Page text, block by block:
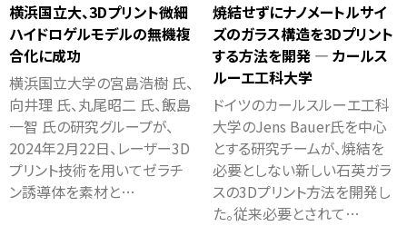
横浜国立大、3Dプリント微細
ハイドロゲルモデルの無機複
合化に成功
横浜国立大学の宮島浩樹 氏、
向井理 氏、丸尾昭二 氏、飯島
一智 氏の研究グループが、
2024年2月22日、レーザー3D
プリント技術を用いてゼラチ
ン誘導体を素材と…
焼結せずにナノメートルサイ
ズのガラス構造を3Dプリント
する方法を開発 ― カールス
ルーエ工科大学
ドイツのカールスルーエ工科
大学のJens Bauer氏を中心
とする研究チームが、焼結を
必要としない新しい石英ガラ
スの3Dプリント方法を開発し
た。従来必要とされて…